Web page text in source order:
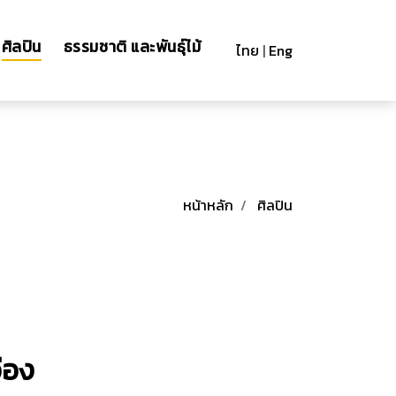
ศิลปิน ธรรมชาติ และพันธุ์ไม้ ไทย | Eng
หน้าหลัก ศิลปิน
ง